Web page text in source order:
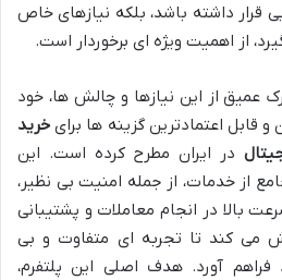
قرار داشته باشد، بلکه نیازهای خاص
از اهمیت ویژه ای برخوردار است.
عمیق از این نیازها و چالش ها، خود
و قابل اعتمادترین گزینه ها برای خرید
در ایران مطرح کرده است. این
از خدمات، از جمله امنیت بی نظیر،
بالا در انجام معاملات و پشتیبانی
ساعته، تلاش می کند تا تجربه ای متفاوت و بی
فراهم آورد. هدف اصلی این پلتفرم،